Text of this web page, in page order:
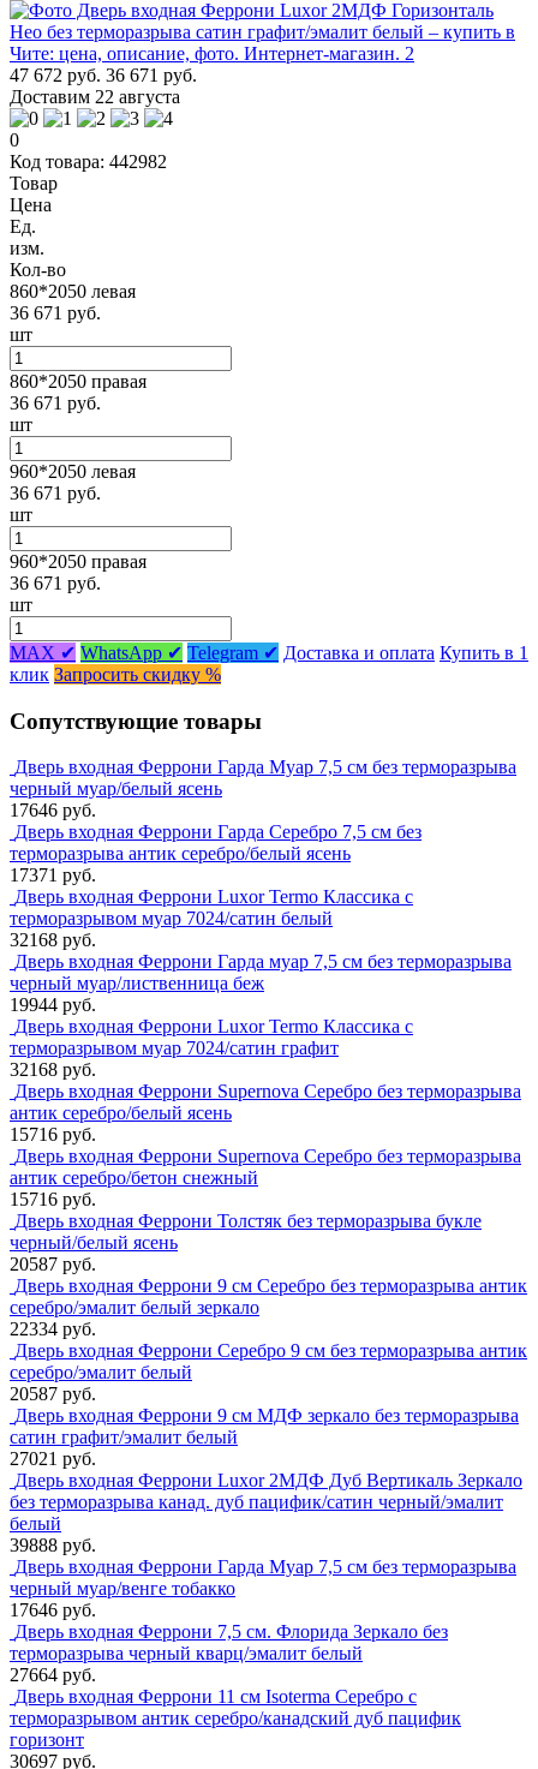
47 672 руб. 36 671 руб.
Доставим 22 августа
0
Код товара: 442982
Товар
Цена
Ед.
изм.
Кол-во
860*2050 левая
36 671 руб.
шт
860*2050 правая
36 671 руб.
шт
960*2050 левая
36 671 руб.
шт
960*2050 правая
36 671 руб.
шт
MAX ✔ WhatsApp ✔ Telegram ✔ Доставка и оплата Купить в 1
клик Запросить скидку %
Сопутствующие товары
Дверь входная Феррони Гарда Муар 7,5 см без терморазрыва
черный муар/белый ясень
17646 руб.
Дверь входная Феррони Гарда Серебро 7,5 см без
терморазрыва антик серебро/белый ясень
17371 руб.
Дверь входная Феррони Luxor Termo Классика с
терморазрывом муар 7024/сатин белый
32168 руб.
Дверь входная Феррони Гарда муар 7,5 см без терморазрыва
черный муар/лиственница беж
19944 руб.
Дверь входная Феррони Luxor Termo Классика с
терморазрывом муар 7024/сатин графит
32168 руб.
Дверь входная Феррони Supernova Серебро без терморазрыва
антик серебро/белый ясень
15716 руб.
Дверь входная Феррони Supernova Серебро без терморазрыва
антик серебро/бетон снежный
15716 руб.
Дверь входная Феррони Толстяк без терморазрыва букле
черный/белый ясень
20587 руб.
Дверь входная Феррони 9 см Серебро без терморазрыва антик
серебро/эмалит белый зеркало
22334 руб.
Дверь входная Феррони Серебро 9 см без терморазрыва антик
серебро/эмалит белый
20587 руб.
Дверь входная Феррони 9 см МДФ зеркало без терморазрыва
сатин графит/эмалит белый
27021 руб.
Дверь входная Феррони Luxor 2МДФ Дуб Вертикаль Зеркало
без терморазрыва канад. дуб пацифик/сатин черный/эмалит
белый
39888 руб.
Дверь входная Феррони Гарда Муар 7,5 см без терморазрыва
черный муар/венге тобакко
17646 руб.
Дверь входная Феррони 7,5 см. Флорида Зеркало без
терморазрыва черный кварц/эмалит белый
27664 руб.
Дверь входная Феррони 11 см Isoterma Серебро с
терморазрывом антик серебро/канадский дуб пацифик
горизонт
30697 руб.